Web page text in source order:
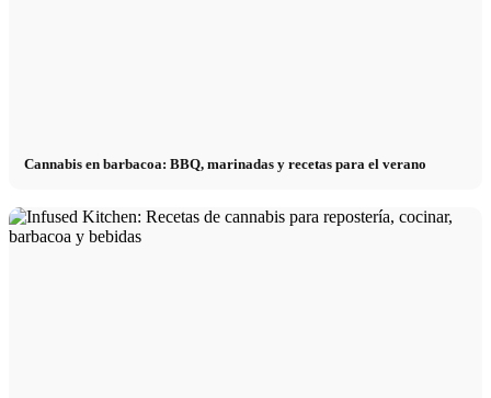
Cannabis en barbacoa: BBQ, marinadas y recetas para el verano